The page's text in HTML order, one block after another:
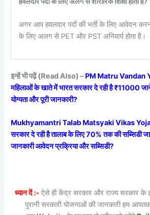
अगर आप हवलदार पदों की भर्ती के लिए आवेदन
के लिए अलग से PET और PST अनिवार्य होता है।
इन्हें भी पढ़ें (Read Also) –PM Matru Vandan
महिलाओं के खाते में भारत सरकार दे रही है ₹11000
योग्यता और पूरी जानकारी?
Mukhyamantri Talab Matsyaki Vikas
सरकार दे रही है तालाब के लिए 70% तक की सब्सिडी
जानकारी आवेदन प्रक्रिया और सब्सिडी?
ध्यान दें :- ऐसे ही केंद्र सरकार और राज्य सरकार के
पुरानी सरकारी योजनाओं की जानकारी हम